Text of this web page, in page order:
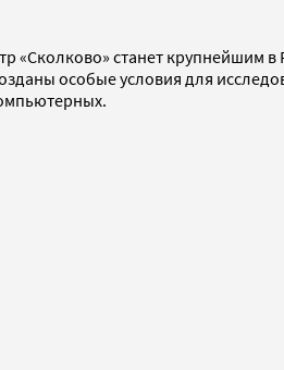
«Сколково» станет крупнейшим
особые условия для